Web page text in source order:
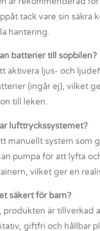
tack vare sin säkra
hantering.
batterier till sopbilen?
aktivera ljus- och
(ingår ej), vilket
till leken.
lufttryckssystemet?
manuellt system som
pumpa för att lyfta
vilket ger en
säkert för barn?
produkten är tillverkad
giftfri och hållbar